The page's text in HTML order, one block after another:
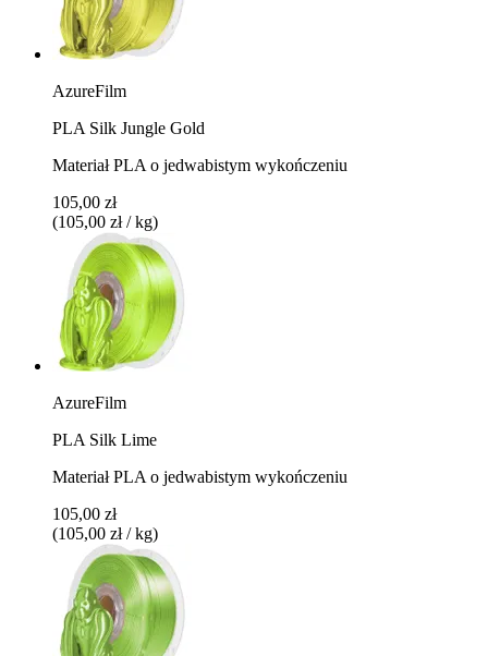
AzureFilm
PLA Silk Jungle Gold
Materiał PLA o jedwabistym wykończeniu
105,00 zł
(105,00 zł / kg)
AzureFilm
PLA Silk Lime
Materiał PLA o jedwabistym wykończeniu
105,00 zł
(105,00 zł / kg)